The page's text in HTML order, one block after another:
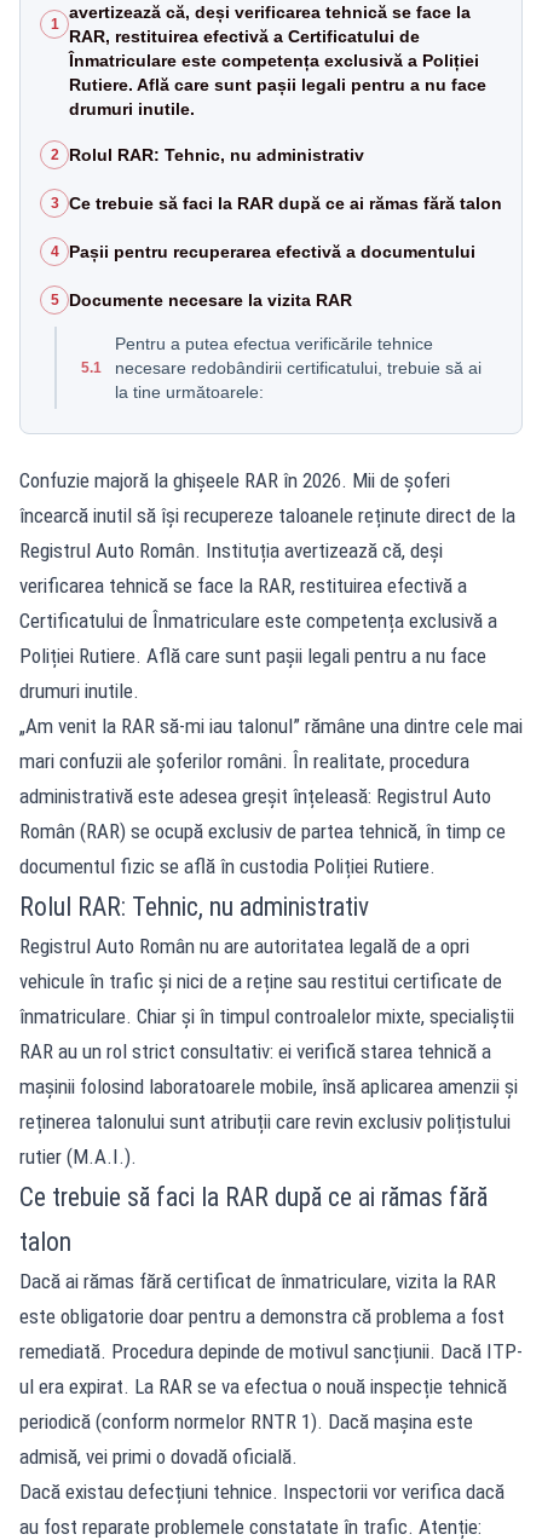
1
avertizează că, deși verificarea tehnică se face la
RAR, restituirea efectivă a Certificatului de
Înmatriculare este competența exclusivă a Poliției
Rutiere. Află care sunt pașii legali pentru a nu face
drumuri inutile.
2 Rolul RAR: Tehnic, nu administrativ
3 Ce trebuie să faci la RAR după ce ai rămas fără talon
4 Pașii pentru recuperarea efectivă a documentului
5 Documente necesare la vizita RAR
5.1
Pentru a putea efectua verificările tehnice
necesare redobândirii certificatului, trebuie să ai
la tine următoarele:
Confuzie majoră la ghișeele RAR în 2026. Mii de șoferi
încearcă inutil să își recupereze taloanele reținute direct de la
Registrul Auto Român. Instituția avertizează că, deși
verificarea tehnică se face la RAR, restituirea efectivă a
Certificatului de Înmatriculare este competența exclusivă a
Poliției Rutiere. Află care sunt pașii legali pentru a nu face
drumuri inutile.
„Am venit la RAR să-mi iau talonul” rămâne una dintre cele mai
mari confuzii ale șoferilor români. În realitate, procedura
administrativă este adesea greșit înțeleasă: Registrul Auto
Român (RAR) se ocupă exclusiv de partea tehnică, în timp ce
documentul fizic se află în custodia Poliției Rutiere.
Rolul RAR: Tehnic, nu administrativ
Registrul Auto Român nu are autoritatea legală de a opri
vehicule în trafic și nici de a reține sau restitui certificate de
înmatriculare. Chiar și în timpul controalelor mixte, specialiștii
RAR au un rol strict consultativ: ei verifică starea tehnică a
mașinii folosind laboratoarele mobile, însă aplicarea amenzii și
reținerea talonului sunt atribuții care revin exclusiv polițistului
rutier (M.A.I.).
Ce trebuie să faci la RAR după ce ai rămas fără
talon
Dacă ai rămas fără certificat de înmatriculare, vizita la RAR
este obligatorie doar pentru a demonstra că problema a fost
remediată. Procedura depinde de motivul sancțiunii. Dacă ITP-
ul era expirat. La RAR se va efectua o nouă inspecție tehnică
periodică (conform normelor RNTR 1). Dacă mașina este
admisă, vei primi o dovadă oficială.
Dacă existau defecțiuni tehnice. Inspectorii vor verifica dacă
au fost reparate problemele constatate în trafic. Atenție: